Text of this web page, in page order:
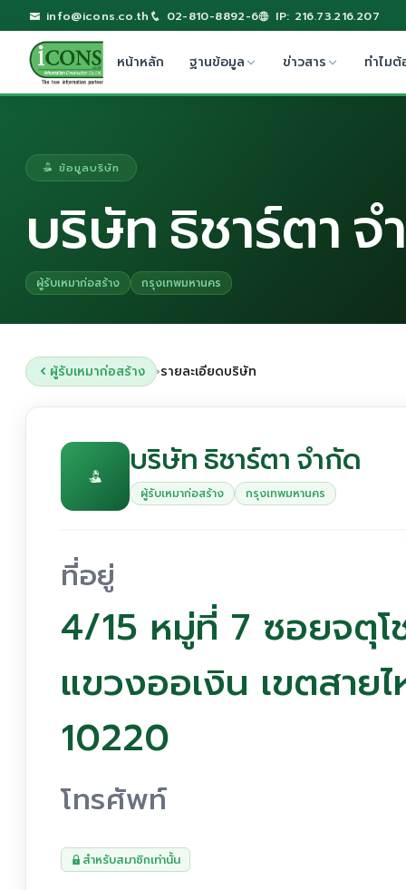
info@icons.co.th 02-810-8892-6 IP: 216.73.216.207
หน้าหลัก ฐานข้อมูล ข่าวสาร ทำไมต้
ข้อมูลบริษัท
บริษัท ธิชาร์ตา จ
ผู้รับเหมาก่อสร้าง กรุงเทพมหานคร
ผู้รับเหมาก่อสร้าง ›รายละเอียดบริษัท
บริษัท ธิชาร์ตา จำกัด
ผู้รับเหมาก่อสร้าง กรุงเทพมหานคร
ที่อยู่
4/15 หมู่ที่ 7 ซอยจตุโ
แขวงออเงิน เขตสาย
10220
โทรศัพท์
สำหรับสมาชิกเท่านั้น